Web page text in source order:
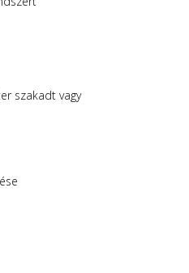
szakadt vagy